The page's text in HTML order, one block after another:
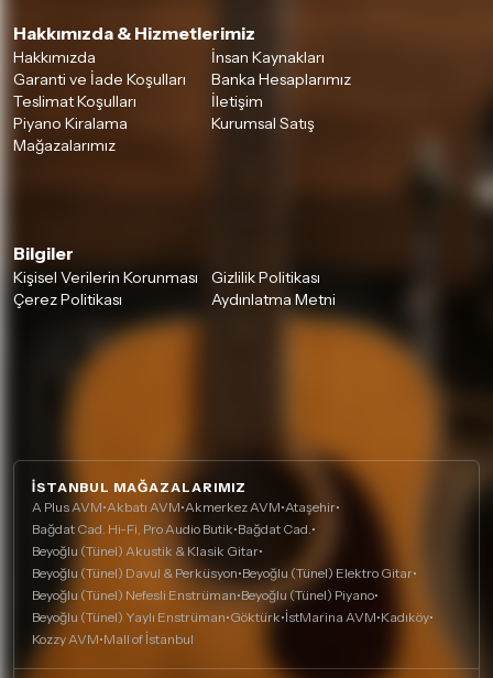
Hakkımızda & Hizmetlerimiz
Hakkımızda
İnsan Kaynakları
Garanti ve İade Koşulları
Banka Hesaplarımız
Teslimat Koşulları
İletişim
Piyano Kiralama
Kurumsal Satış
Mağazalarımız
Bilgiler
Kişisel Verilerin Korunması
Gizlilik Politikası
Çerez Politikası
Aydınlatma Metni
İSTANBUL MAĞAZALARIMIZ
A Plus AVM•Akbatı AVM•Akmerkez AVM•Ataşehir•
Bağdat Cad. Hi-Fi, Pro Audio Butik•Bağdat Cad.•
Beyoğlu (Tünel) Akustik & Klasik Gitar•
Beyoğlu (Tünel) Davul & Perküsyon•Beyoğlu (Tünel) Elektro Gitar•
Beyoğlu (Tünel) Nefesli Enstrüman•Beyoğlu (Tünel) Piyano•
Beyoğlu (Tünel) Yaylı Enstrüman•Göktürk•İstMarina AVM•Kadıköy•
Kozzy AVM•Mall of İstanbul